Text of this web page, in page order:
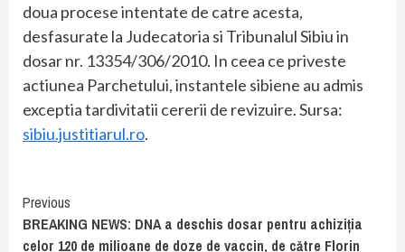
doua procese intentate de catre acesta,
desfasurate la Judecatoria si Tribunalul Sibiu in
dosar nr. 13354/306/2010. In ceea ce priveste
actiunea Parchetului, instantele sibiene au admis
exceptia tardivitatii cererii de revizuire. Sursa:
sibiu.justitiarul.ro.
Continue
Reading
Previous
BREAKING NEWS: DNA a deschis dosar pentru achiziția
celor 120 de milioane de doze de vaccin, de către Florin